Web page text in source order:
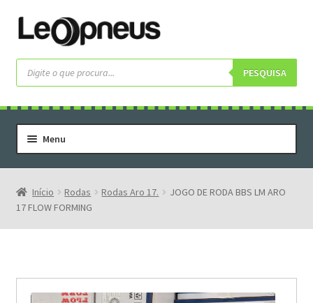
Pular
para
navegação
Pular
para
o
conteúdo
Pesquisar
produtos PESQUISA
Menu
Home
Serviços
Rodas
Pneus Letras Brancas
Início Rodas Rodas Aro 17.
JOGO DE RODA BBS LM ARO
17 FLOW FORMING